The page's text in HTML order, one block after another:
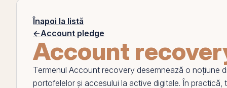
Înapoi la listă
←Account pledge
Account
Termenul Account recovery desemnează o noțiune
portofelelor și accesului la active digitale. În practică,